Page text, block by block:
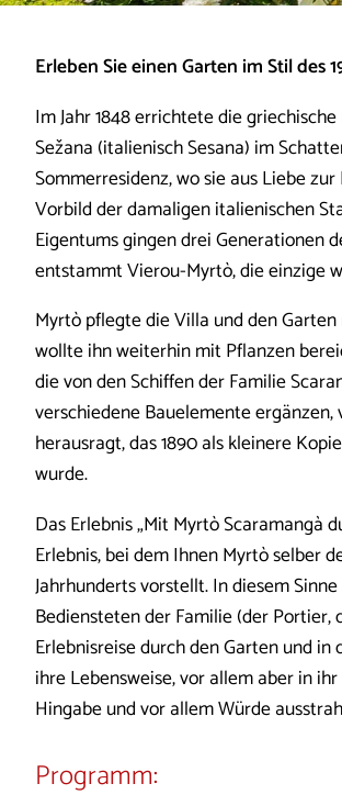
Erleben Sie einen Garten im Stil des
Im Jahr 1848 errichtete die
Sežana (italienisch Sesana) im
Sommerresidenz, wo sie aus Liebe
Vorbild der damaligen italienischen
Eigentums gingen drei Generationen
entstammt Vierou-Myrtò, die einzige
Myrtò pflegte die Villa und den
wollte ihn weiterhin mit Pflanzen
die von den Schiffen der Familie
verschiedene Bauelemente
herausragt, das 1890 als kleinere
wurde.
Das Erlebnis „Mit Myrtò Scaramangà
Erlebnis, bei dem Ihnen Myrtò selber
Jahrhunderts vorstellt. In diesem
Bediensteten der Familie (der
Erlebnisreise durch den Garten und
ihre Lebensweise, vor allem aber in
Hingabe und vor allem Würde
Programm: